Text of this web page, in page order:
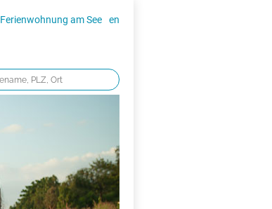
Ferienwohnung am See en